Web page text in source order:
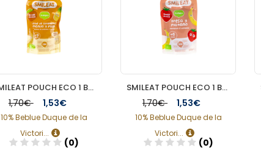
SMILEAT POUCH ECO 1 BOLSA 100 G SABOR LECHE ALMENDRA MANGO Y PIÑA
1,70€ 1,53€
10% Beblue Duque de la
Victori...
(0)
SMILEAT POUCH ECO 1 BOLSA 100 G SABOR FRESA Y PLATANO
1,70€ 1,53€
10% Beblue Duque de la
Victori...
(0)